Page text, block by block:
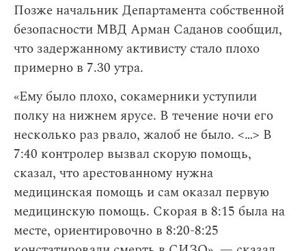
Позже начальник Департамента собственной
безопасности МВД Арман Саданов сообщил,
что задержанному активисту стало плохо
примерно в 7.30 утра.
«Ему было плохо, сокамерники уступили
полку на нижнем ярусе. В течение ночи его
несколько раз рвало, жалоб не было. <…> В
7:40 контролер вызвал скорую помощь,
сказал, что арестованному нужна
медицинская помощь и сам оказал первую
медицинскую помощь. Скорая в 8:15 была на
месте, ориентировочно в 8:20-8:25